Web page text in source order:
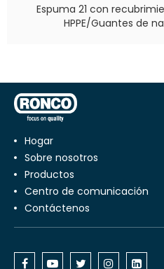
Espuma 21 con
HPPE/Guantes de
Hogar
Sobre nosotros
productos
centro de comunicación
Contáctenos